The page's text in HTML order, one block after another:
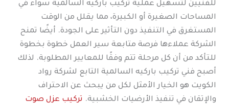
للفنيين لتسهيل عملية تركيب باركيه السالمية سواء في
المساحات الصغيرة أو الكبيرة، مما يقلل من الوقت
المستغرق في التنفيذ دون التأثير على الجودة. أيضًا تمنح
الشركة عملاءها فرصة متابعة سير العمل خطوة بخطوة
للتأكد من أن كل مرحلة تتم وفقًا للمعايير المطلوبة. لذلك
أصبح فني تركيب باركيه السالمية التابع لشركة رواد
الكويت هو الخيار الأمثل لكل من يبحث عن الاحتراف
والإتقان في تنفيذ الأرضيات الخشبية. تركيب عزل صوت